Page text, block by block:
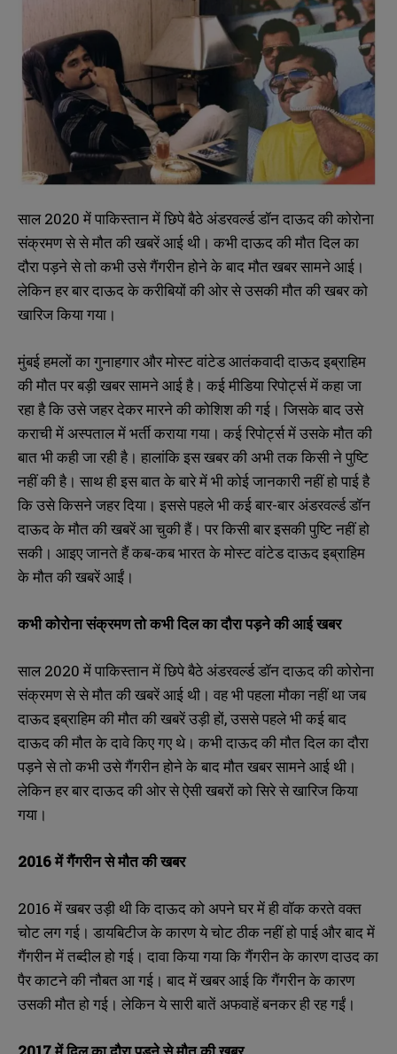
साल 2020 में पाकिस्तान में छिपे बैठे अंडरवर्ल्ड डॉन दाऊद की कोरोना
संक्रमण से से मौत की खबरें आई थी। कभी दाऊद की मौत दिल का
दौरा पड़ने से तो कभी उसे गैंगरीन होने के बाद मौत खबर सामने आई।
लेकिन हर बार दाऊद के करीबियों की ओर से उसकी मौत की खबर को
खारिज किया गया।
मुंबई हमलों का गुनाहगार और मोस्ट वांटेड आतंकवादी दाऊद इब्राहिम
की मौत पर बड़ी खबर सामने आई है। कई मीडिया रिपोर्ट्स में कहा जा
रहा है कि उसे जहर देकर मारने की कोशिश की गई। जिसके बाद उसे
कराची में अस्पताल में भर्ती कराया गया। कई रिपोर्ट्स में उसके मौत की
बात भी कही जा रही है। हालांकि इस खबर की अभी तक किसी ने पुष्टि
नहीं की है। साथ ही इस बात के बारे में भी कोई जानकारी नहीं हो पाई है
कि उसे किसने जहर दिया। इससे पहले भी कई बार-बार अंडरवर्ल्ड डॉन
दाऊद के मौत की खबरें आ चुकी हैं। पर किसी बार इसकी पुष्टि नहीं हो
सकी। आइए जानते हैं कब-कब भारत के मोस्ट वांटेड दाऊद इब्राहिम
के मौत की खबरें आईं।
कभी कोरोना संक्रमण तो कभी दिल का दौरा पड़ने की आई खबर
साल 2020 में पाकिस्तान में छिपे बैठे अंडरवर्ल्ड डॉन दाऊद की कोरोना
संक्रमण से से मौत की खबरें आई थी। वह भी पहला मौका नहीं था जब
दाऊद इब्राहिम की मौत की खबरें उड़ी हों, उससे पहले भी कई बाद
दाऊद की मौत के दावे किए गए थे। कभी दाऊद की मौत दिल का दौरा
पड़ने से तो कभी उसे गैंगरीन होने के बाद मौत खबर सामने आई थी।
लेकिन हर बार दाऊद की ओर से ऐसी खबरों को सिरे से खारिज किया
गया।
2016 में गैंगरीन से मौत की खबर
2016 में खबर उड़ी थी कि दाऊद को अपने घर में ही वॉक करते वक्त
चोट लग गई। डायबिटीज के कारण ये चोट ठीक नहीं हो पाई और बाद में
गैंगरीन में तब्दील हो गई। दावा किया गया कि गैंगरीन के कारण दाउद का
पैर काटने की नौबत आ गई। बाद में खबर आई कि गैंगरीन के कारण
उसकी मौत हो गई। लेकिन ये सारी बातें अफवाहें बनकर ही रह गईं।